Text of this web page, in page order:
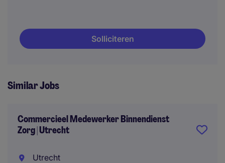
Solliciteren
Similar Jobs
Commercieel Medewerker Binnendienst
Zorg | Utrecht
Utrecht